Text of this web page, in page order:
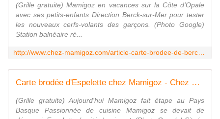
(Grille gratuite) Mamigoz en vacances sur la Côte d'Opale
avec ses petits-enfants Direction Berck-sur-Mer pour tester
les nouveaux cerfs-volants des garçons. (Photo Google)
Station balnéaire ré...
Carte brodée d'Espelette chez Mamigoz - Chez Mamigoz
(Grille gratuite) Aujourd'hui Mamigoz fait étape au Pays
Basque Passionnée de cuisine Mamigoz se devait de